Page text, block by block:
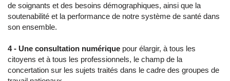
de soignants et des besoins démographiques, ainsi que la
soutenabilité et la performance de notre système de santé dans
son ensemble.
4 - Une consultation numérique pour élargir, à tous les
citoyens et à tous les professionnels, le champ de la
concertation sur les sujets traités dans le cadre des groupes de